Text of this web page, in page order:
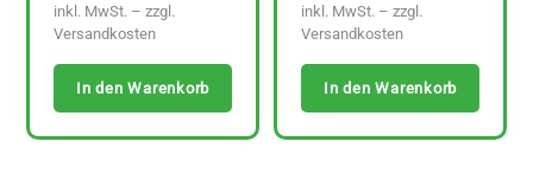
inkl. MwSt. – zzgl.
Versandkosten
In den Warenkorb
inkl. MwSt. – zzgl.
Versandkosten
In den Warenkorb